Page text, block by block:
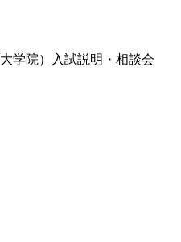
学院）入試説明・相談会